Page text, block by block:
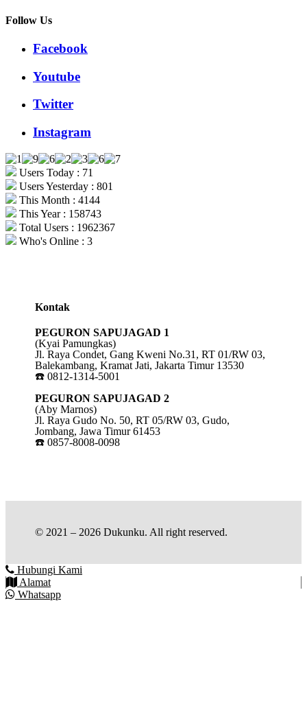
Follow Us
Facebook
Youtube
Twitter
Instagram
Users Today : 71
Users Yesterday : 801
This Month : 4144
This Year : 158743
Total Users : 1962367
Who's Online : 3
Kontak
PEGURON SAPUJAGAD 1
(Kyai Pamungkas)
Jl. Raya Condet, Gang Kweni No.31, RT 01/RW 03,
Balekambang, Kramat Jati, Jakarta Timur 13530
☎️ 0812-1314-5001
PEGURON SAPUJAGAD 2
(Aby Marnos)
Jl. Raya Gudo No. 50, RT 05/RW 03, Gudo,
Jombang, Jawa Timur 61453
☎️ 0857-8008-0098
© 2021 – 2026 Dukunku. All right reserved.
Hubungi Kami
Alamat
Whatsapp